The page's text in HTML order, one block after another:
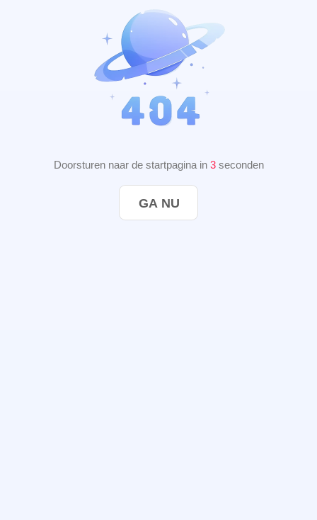
Doorsturen naar de startpagina in 3seconden
GA NU